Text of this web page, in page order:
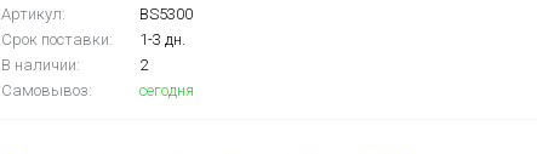
Артикул:
BS5300
Срок поставки:
1-3 дн.
В наличии:
2
Самовывоз:
сегодня